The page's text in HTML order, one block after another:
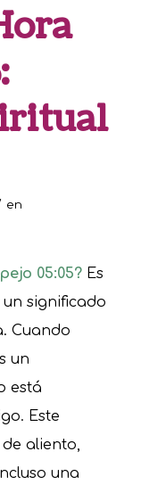
en
05:05? Es
significado
Cuando
un
está
Este
aliento,
una